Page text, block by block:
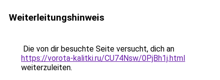
Weiterleitungshinweis
Die von dir besuchte Seite versucht, dich an
https://vorota-kalitki.ru/CU74Nsw/0PjBh1j.html
weiterzuleiten.